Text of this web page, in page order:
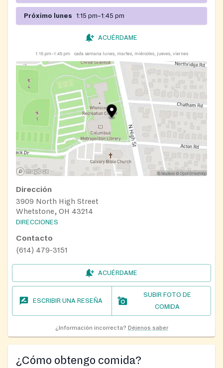
Próximo lunes 1:15 pm–1:45 pm
ACUÉRDAME
1:15 pm–1:45 pm cada semana lunes, martes, miércoles, jueves, viernes
Dirección
3909 North High Street
Whetstone, OH 43214
DIRECCIONES
Contacto
(614) 479-3151
ACUÉRDAME
ESCRIBIR UNA RESEÑA
SUBIR FOTO DE
COMIDA
¿Información incorrecta? Déjenos saber
¿Cómo obtengo comida?